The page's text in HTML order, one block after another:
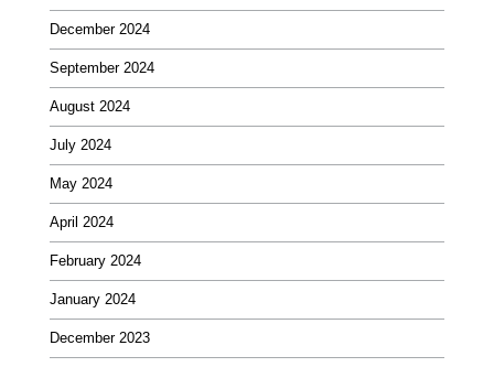
December 2024
September 2024
August 2024
July 2024
May 2024
April 2024
February 2024
January 2024
December 2023